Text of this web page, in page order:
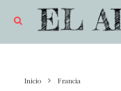
Inicio Francia